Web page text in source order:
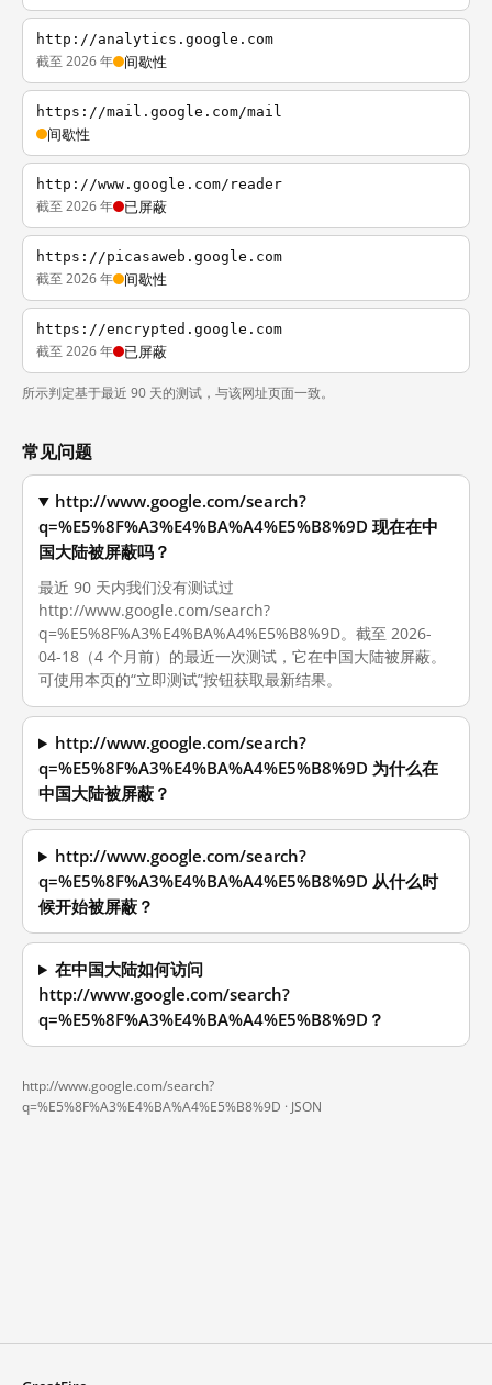
http://analytics.google.com
截至 2026 年 间歇性
https://mail.google.com/mail
间歇性
http://www.google.com/reader
截至 2026 年 已屏蔽
https://picasaweb.google.com
截至 2026 年 间歇性
https://encrypted.google.com
截至 2026 年 已屏蔽
所示判定基于最近 90 天的测试，与该网址页面一致。
常见问题
http://www.google.com/search?
q=%E5%8F%A3%E4%BA%A4%E5%B8%9D 现在在中
国大陆被屏蔽吗？
最近 90 天内我们没有测试过
http://www.google.com/search?
q=%E5%8F%A3%E4%BA%A4%E5%B8%9D。截至 2026-
04-18（4 个月前）的最近一次测试，它在中国大陆被屏蔽。
可使用本页的“立即测试”按钮获取最新结果。
http://www.google.com/search?
q=%E5%8F%A3%E4%BA%A4%E5%B8%9D 为什么在
中国大陆被屏蔽？
http://www.google.com/search?
q=%E5%8F%A3%E4%BA%A4%E5%B8%9D 从什么时
候开始被屏蔽？
在中国大陆如何访问
http://www.google.com/search?
q=%E5%8F%A3%E4%BA%A4%E5%B8%9D？
http://www.google.com/search?
q=%E5%8F%A3%E4%BA%A4%E5%B8%9D · JSON